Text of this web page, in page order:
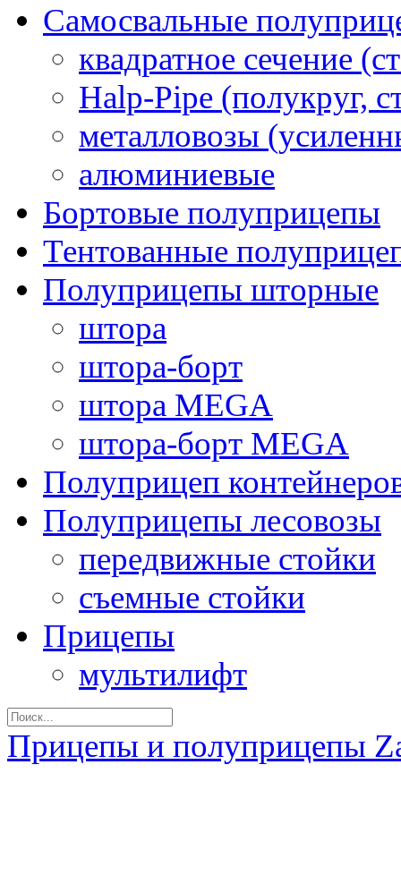
Самосвальные
квадратное сечение
Halp-Pipe (полукруг,
металловозы
алюминиевые
Бортовые полуприцепы
Тентованные
Полуприцепы шторные
штора
штора-борт
штора MEGA
штора-борт MEGA
Полуприцеп
Полуприцепы лесовозы
передвижные стойки
съемные стойки
Прицепы
мультилифт
Прицепы и полуприцепы